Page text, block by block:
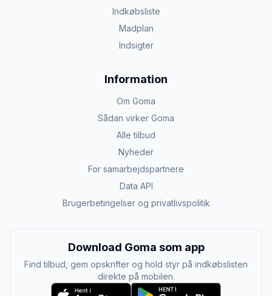
Indkøbsliste
Madplan
Indsigter
Information
Om Goma
Sådan virker Goma
Alle tilbud
Nyheder
For samarbejdspartnere
Data API
Brugerbetingelser og privatlivspolitik
Download Goma som app
Find tilbud, gem opskrifter og hold styr på indkøbslisten
direkte på mobilen.